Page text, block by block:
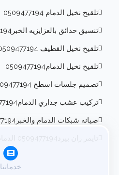
تلقيح نخيل الدمام 0509477194
تنسيق حدائق بالعزايزيه الخبر0509477194
تلقيح نخيل القطيف 0509477194
تلقيح نخيل الدمام0509477194
تصميم جلسات اسطح 0509477194
تركيب عشب جداري الدمام0509477194 افضل العروض
صيانه شبكات الدمام والخبر0509477194
خدماتنا